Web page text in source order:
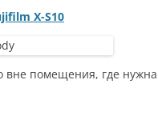
X-S10
вне помещения, где